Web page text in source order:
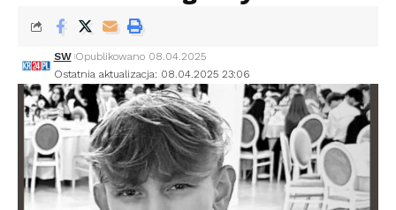
Ostatnia aktualizacja: 08.04.2025 23:06
SW Opublikowano 08.04.2025